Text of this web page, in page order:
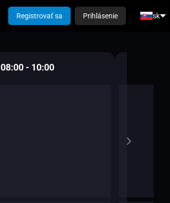
Registrovať sa Prihlásenie sk
08:00 - 10:00